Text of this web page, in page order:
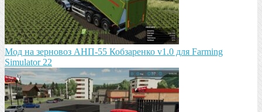
Мод на зeрновоз АНП-55 Кобзарeнко v1.0 для Farming
Simulator 22